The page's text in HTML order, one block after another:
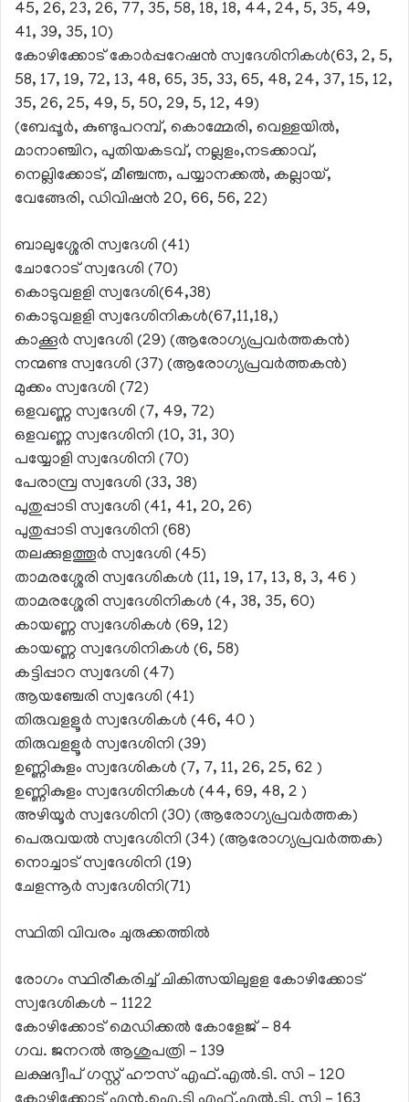
45, 26, 23, 26, 77, 35, 58, 18, 18, 44, 24, 5, 35, 49,
41, 39, 35, 10)
കോഴിക്കോട് കോര്‍പ്പറേഷന്‍ സ്വദേശിനികള്‍(63, 2, 5,
58, 17, 19, 72, 13, 48, 65, 35, 33, 65, 48, 24, 37, 15, 12,
35, 26, 25, 49, 5, 50, 29, 5, 12, 49)
(ബേപ്പൂര്‍, കുണ്ടുപറമ്പ്, കൊമ്മേരി, വെള്ളയില്‍,
മാനാഞ്ചിറ, പുതിയകടവ്, നല്ലളം,നടക്കാവ്,
നെല്ലിക്കോട്, മീഞ്ചന്ത, പയ്യാനക്കല്‍, കല്ലായ്,
വേങ്ങേരി, ഡിവിഷന്‍ 20, 66, 56, 22)
ബാലുശ്ശേരി സ്വദേശി (41)
ചോറോട് സ്വദേശി (70)
കൊടുവളളി സ്വദേശി(64,38)
കൊടുവളളി സ്വദേശിനികള്‍(67,11,18,)
കാക്കൂര്‍ സ്വദേശി (29) (ആരോഗ്യപ്രവര്‍ത്തകന്‍)
നന്മണ്ട സ്വദേശി (37) (ആരോഗ്യപ്രവര്‍ത്തകന്‍)
മുക്കം സ്വദേശി (72)
ഒളവണ്ണ സ്വദേശി (7, 49, 72)
ഒളവണ്ണ സ്വദേശിനി (10, 31, 30)
പയ്യോളി സ്വദേശിനി (70)
പേരാമ്പ്ര സ്വദേശി (33, 38)
പുതുപ്പാടി സ്വദേശി (41, 41, 20, 26)
പുതുപ്പാടി സ്വദേശിനി (68)
തലക്കുളത്തൂര്‍ സ്വദേശി (45)
താമരശ്ശേരി സ്വദേശികള്‍ (11, 19, 17, 13, 8, 3, 46 )
താമരശ്ശേരി സ്വദേശിനികള്‍ (4, 38, 35, 60)
കായണ്ണ സ്വദേശികള്‍ (69, 12)
കായണ്ണ സ്വദേശിനികള്‍ (6, 58)
കട്ടിപ്പാറ സ്വദേശി (47)
ആയഞ്ചേരി സ്വദേശി (41)
തിരുവളളൂര്‍ സ്വദേശികള്‍ (46, 40 )
തിരുവളളൂര്‍ സ്വദേശിനി (39)
ഉണ്ണികുളം സ്വദേശികള്‍ (7, 7, 11, 26, 25, 62 )
ഉണ്ണികുളം സ്വദേശിനികള്‍ (44, 69, 48, 2 )
അഴിയൂര്‍ സ്വദേശിനി (30) (ആരോഗ്യപ്രവര്‍ത്തക)
പെരുവയല്‍ സ്വദേശിനി (34) (ആരോഗ്യപ്രവര്‍ത്തക)
നൊച്ചാട് സ്വദേശിനി (19)
ചേളന്നൂര്‍ സ്വദേശിനി(71)
സ്ഥിതി വിവരം ചുരുക്കത്തില്‍
രോഗം സ്ഥിരീകരിച്ച് ചികിത്സയിലുളള കോഴിക്കോട്
സ്വദേശികള്‍ – 1122
കോഴിക്കോട് മെഡിക്കല്‍ കോളേജ് – 84
ഗവ. ജനറല്‍ ആശുപത്രി – 139
ലക്ഷദ്വീപ് ഗസ്റ്റ് ഹൗസ് എഫ്.എല്‍.ടി. സി – 120